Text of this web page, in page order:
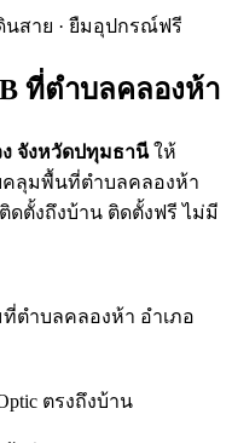
นสาย · ยืมอุปกรณ์ฟรี
ที่ตำบลคลองห้า
จังหวัดปทุมธานีให้
คลุมพื้นที่ตำบลคลองห้า
ดตั้งถึงบ้าน ติดตั้งฟรี ไม่มี
ตำบลคลองห้า อำเภอ
ตรงถึงบ้าน